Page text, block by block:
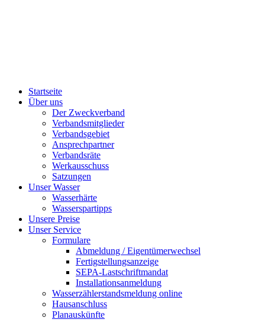
Startseite
Über uns
Der Zweckverband
Verbandsmitglieder
Verbandsgebiet
Ansprechpartner
Verbandsräte
Werkausschuss
Satzungen
Unser Wasser
Wasserhärte
Wasserspartipps
Unsere Preise
Unser Service
Formulare
Abmeldung / Eigentümerwechsel
Fertigstellungsanzeige
SEPA-Lastschriftmandat
Installationsanmeldung
Wasserzählerstandsmeldung online
Hausanschluss
Planauskünfte